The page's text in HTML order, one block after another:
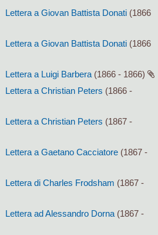
Lettera a Giovan Battista Donati (1866
Lettera a Giovan Battista Donati (1866
Lettera a Luigi Barbera (1866 - 1866)
Lettera a Christian Peters (1866 -
Lettera a Christian Peters (1867 -
Lettera a Gaetano Cacciatore (1867 -
Lettera di Charles Frodsham (1867 -
Lettera ad Alessandro Dorna (1867 -